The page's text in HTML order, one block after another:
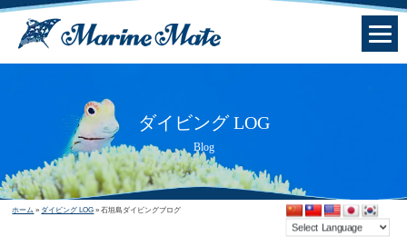
ダイビング LOG
Blog
ホーム » ダイビング LOG » 石垣島ダイビングブログ